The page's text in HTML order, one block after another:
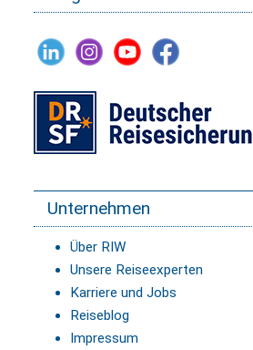
Unternehmen
Über RIW
Unsere Reiseexperten
Karriere und Jobs
Reiseblog
Impressum